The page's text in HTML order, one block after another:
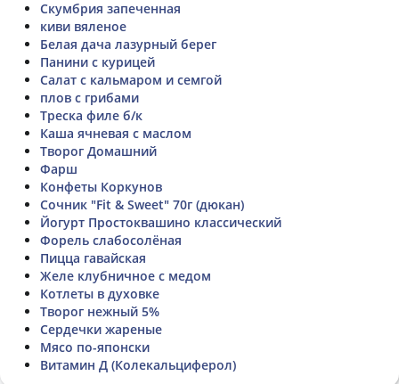
Скумбрия запеченная
киви вяленое
Белая дача лазурный берег
Панини с курицей
Салат с кальмаром и семгой
плов с грибами
Треска филе б/к
Каша ячневая с маслом
Творог Домашний
Фарш
Конфеты Коркунов
Сочник "Fit & Sweet" 70г (дюкан)
Йогурт Простоквашино классический
Форель слабосолёная
Пицца гавайская
Желе клубничное с медом
Котлеты в духовке
Творог нежный 5%
Сердечки жареные
Мясо по-японски
Витамин Д (Колекальциферол)